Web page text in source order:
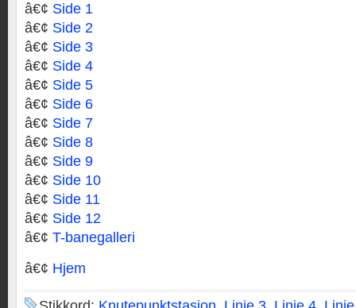
â€¢ Side 1
â€¢ Side 2
â€¢ Side 3
â€¢ Side 4
â€¢ Side 5
â€¢ Side 6
â€¢ Side 7
â€¢ Side 8
â€¢ Side 9
â€¢ Side 10
â€¢ Side 11
â€¢ Side 12
â€¢ T-banegalleri
â€¢ Hjem